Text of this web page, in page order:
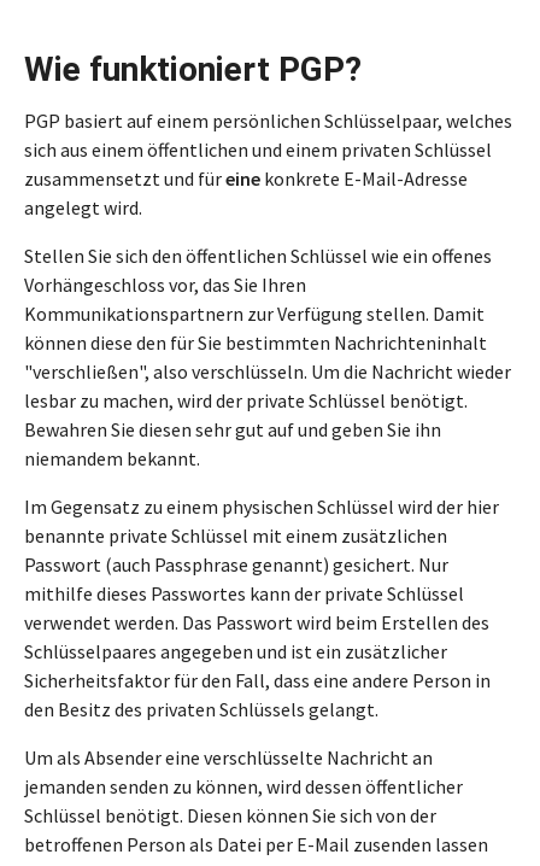
Wie funktioniert PGP?
PGP basiert auf einem persönlichen Schlüsselpaar, welches
sich aus einem öffentlichen und einem privaten Schlüssel
zusammensetzt und füreine konkrete E-Mail-Adresse
angelegt wird.
Stellen Sie sich den öffentlichen Schlüssel wie ein offenes
Vorhängeschloss vor, das Sie Ihren
Kommunikationspartnern zur Verfügung stellen. Damit
können diese den für Sie bestimmten Nachrichteninhalt
"verschließen", also verschlüsseln. Um die Nachricht wieder
lesbar zu machen, wird der private Schlüssel benötigt.
Bewahren Sie diesen sehr gut auf und geben Sie ihn
niemandem bekannt.
Im Gegensatz zu einem physischen Schlüssel wird der hier
benannte private Schlüssel mit einem zusätzlichen
Passwort (auch Passphrase genannt) gesichert. Nur
mithilfe dieses Passwortes kann der private Schlüssel
verwendet werden. Das Passwort wird beim Erstellen des
Schlüsselpaares angegeben und ist ein zusätzlicher
Sicherheitsfaktor für den Fall, dass eine andere Person in
den Besitz des privaten Schlüssels gelangt.
Um als Absender eine verschlüsselte Nachricht an
jemanden senden zu können, wird dessen öffentlicher
Schlüssel benötigt. Diesen können Sie sich von der
betroffenen Person als Datei per E-Mail zusenden lassen